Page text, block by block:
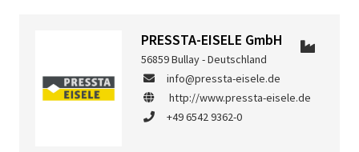
PRESSTA-EISELE GmbH
56859 Bullay - Deutschland
info@pressta-eisele.de
http://www.pressta-eisele.de
+49 6542 9362-0